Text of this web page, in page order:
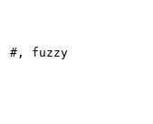
#, fuzzy